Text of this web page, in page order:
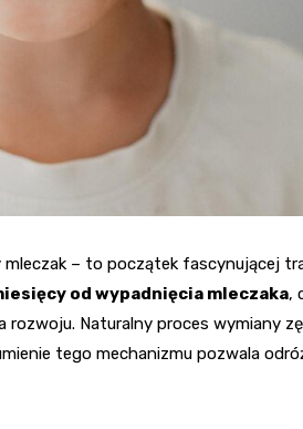
– to początek fascynującej
od wypadnięcia mleczaka,
Naturalny proces wymiany
tego mechanizmu pozwala